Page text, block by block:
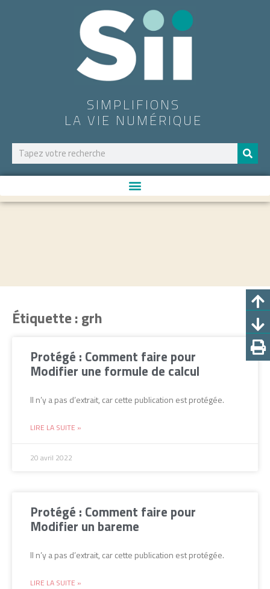
SIMPLIFIONS
LA VIE NUMÉRIQUE
Étiquette : grh
Protégé : Comment faire pour
Modifier une formule de calcul
Il n’y a pas d’extrait, car cette publication est protégée.
LIRE LA SUITE »
20 avril 2022
Protégé : Comment faire pour
Modifier un bareme
Il n’y a pas d’extrait, car cette publication est protégée.
LIRE LA SUITE »